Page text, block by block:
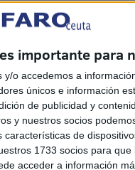
importante para
y/o accedemos a
únicos e información
de publicidad y
y nuestros socios
de
1733 socios para
acceder a información
deuna forma
disponibles, para
se realizará el